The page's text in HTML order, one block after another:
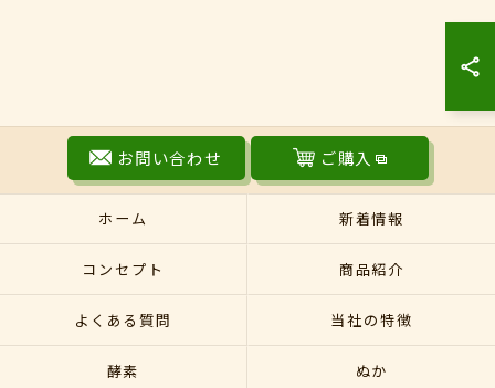
お問い合わせ ご購入
ホーム 新着情報
コンセプト 商品紹介
よくある質問 当社の特徴
酵素 ぬか